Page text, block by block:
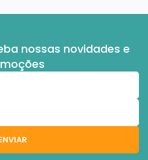
nossas novidades e